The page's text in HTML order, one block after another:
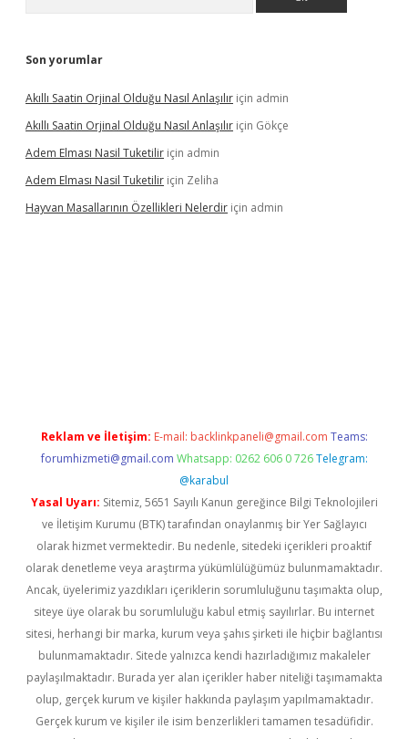
Son yorumlar
Akıllı Saatin Orjinal Olduğu Nasıl Anlaşılır için admin
Akıllı Saatin Orjinal Olduğu Nasıl Anlaşılır için Gökçe
Adem Elması Nasil Tuketilir için admin
Adem Elması Nasil Tuketilir için Zeliha
Hayvan Masallarının Özellikleri Nelerdir için admin
Reklam ve İletişim: E-mail: backlinkpaneli@gmail.com Teams:
forumhizmeti@gmail.com Whatsapp: 0262 606 0 726 Telegram:
@karabul
Yasal Uyarı: Sitemiz, 5651 Sayılı Kanun gereğince Bilgi Teknolojileri
ve İletişim Kurumu (BTK) tarafından onaylanmış bir Yer Sağlayıcı
olarak hizmet vermektedir. Bu nedenle, sitedeki içerikleri proaktif
olarak denetleme veya araştırma yükümlülüğümüz bulunmamaktadır.
Ancak, üyelerimiz yazdıkları içeriklerin sorumluluğunu taşımakta olup,
siteye üye olarak bu sorumluluğu kabul etmiş sayılırlar. Bu internet
sitesi, herhangi bir marka, kurum veya şahıs şirketi ile hiçbir bağlantısı
bulunmamaktadır. Sitede yalnızca kendi hazırladığımız makaleler
paylaşılmaktadır. Burada yer alan içerikler haber niteliği taşımamakta
olup, gerçek kurum ve kişiler hakkında paylaşım yapılmamaktadır.
Gerçek kurum ve kişiler ile isim benzerlikleri tamamen tesadüfidir.